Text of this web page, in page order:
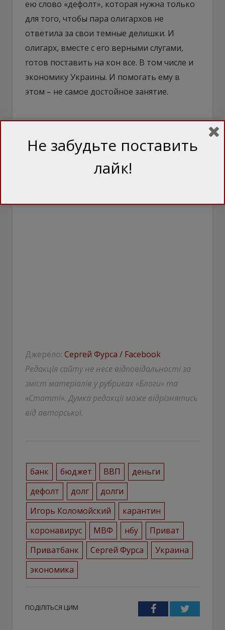
ею слово «дефолт», которая нужна только
для того, чтобы пара олигархов не
ответила за свои темные делишки. И
олигарх, вместе с его верными слугами,
готов поставить на кон все. В том числе и
экономику Украины. И помогать ему в
этом – не самое достойное занятие.
Джерело: Сергей Фурса / Facebook
Редакція сайту не несе відповідальності за
зміст матеріалів у рубриках «Блоги» та
«Статті». Думка редакції може відрізнятись
від авторської.
банк бюджет ВВП
деньги
дефолт
долг
долги
Игорь Коломойский
карантин
коронавирус
МВФ нбу
Приват
Приватбанк
Сергей Фурса
Украина
экономика
ПОДІЛІТЬСЯ ЦИМ FacebookTwitter
Не забудьте поставить
лайк!